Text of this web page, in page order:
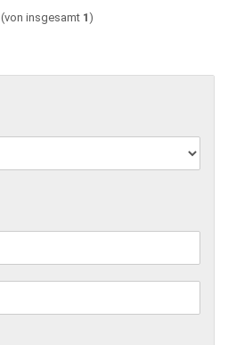
(von insgesamt 1)